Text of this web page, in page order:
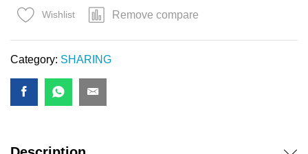
12
MOIS
quantity
Wishlist Remove compare
Category: SHARING